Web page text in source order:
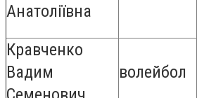
Анатоліївна
Кравченко
Вадим
волейбол